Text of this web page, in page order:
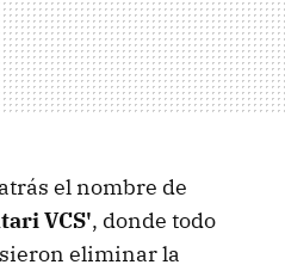
el nombre de
VCS', donde todo
eliminar la